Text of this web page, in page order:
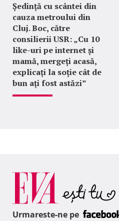
Ședință cu scântei din
cauza metroului din
Cluj. Boc, către
consilierii USR: „Cu 10
like-uri pe internet și
mamă, mergeți acasă,
explicați la soție cât de
bun ați fost astăzi”
Urmareste-ne pe